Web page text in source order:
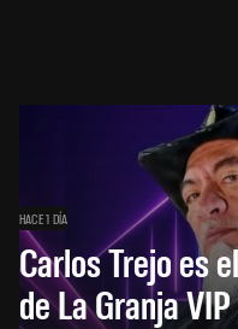
HACE 1 DÍA
Carlos Trejo es
de La Granja